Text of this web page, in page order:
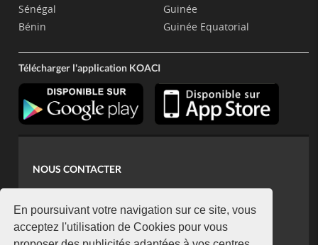
En poursuivant votre navigation sur ce site, vous
acceptez l'utilisation de Cookies pour vous
Sénégal
Bénin
Guinée
Guinée Equatorial
Télécharger l'application KOACI
NOUS CONTACTER
koaci@yahoo.fr
+225 07 08 85 52 93